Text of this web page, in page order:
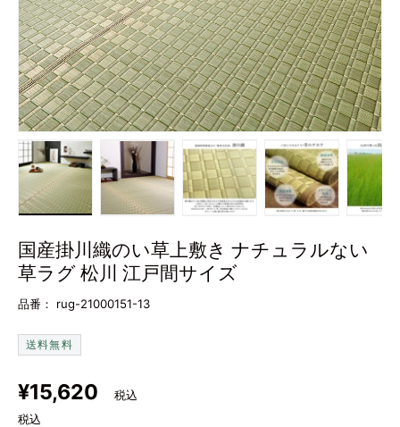
国産掛川織のい草上敷き ナチュラルない
草ラグ 松川 江戸間サイズ
品番： rug-21000151-13
送料無料
定価
¥15,620
税込